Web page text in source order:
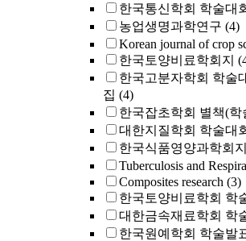
한국통신학회 학술대
농업생명과학연구 (4)
Korean journal of crop
한국토양비료학회지
한국고분자학회 학술
집 (4)
한국잡초학회 별책(
대한지질학회 학술대
한국식품영양과학회지
Tuberculosis and
Composites research (3)
한국토양비료학회 학
대한금속재료학회 학
한국원예학회 학술발